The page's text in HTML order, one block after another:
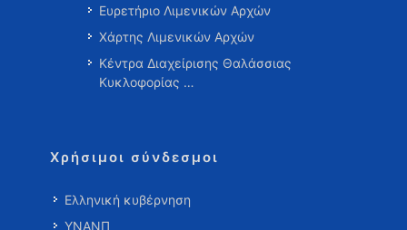
Ευρετήριο Λιμενικών Αρχών
Χάρτης Λιμενικών Αρχών
Κέντρα Διαχείρισης Θαλάσσιας
Κυκλοφορίας …
Χρήσιμοι σύνδεσμοι
Ελληνική κυβέρνηση
ΥΝΑΝΠ